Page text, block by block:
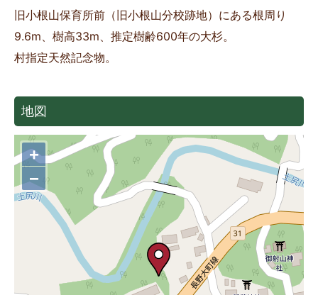
旧小根山保育所前（旧小根山分校跡地）にある根周り
9.6m、樹高33m、推定樹齢600年の大杉。
村指定天然記念物。
地図
+
−